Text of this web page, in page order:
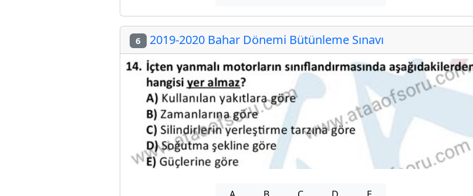
6 2019-2020 Bahar Dönemi Bütünleme Sınavı